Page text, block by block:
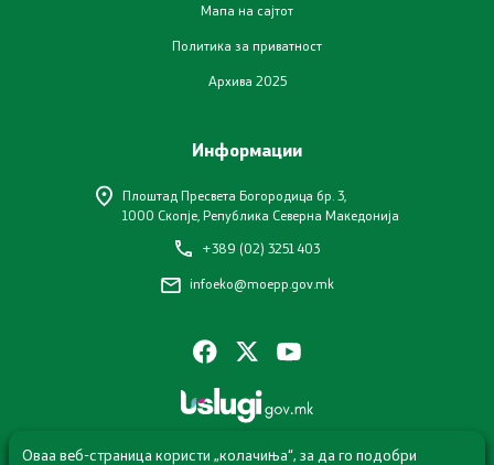
Изјава за пристапност
Со еден клик до сите услуги
Мапа на сајтот
Политика за приватност
Архива 2025
Информации
Плоштад Пресвета Богородица бр. 3,
1000 Скопје, Република Северна Македонија
+389 (02) 3251 403
infoeko@moepp.gov.mk
Оваа веб-страница користи „колачиња“, за да го подобри